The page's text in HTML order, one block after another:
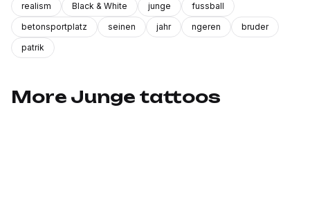
realism Black & White junge
fussball
betonsportplatz
seinen jahr ngeren
bruder
patrik
More Junge tattoos